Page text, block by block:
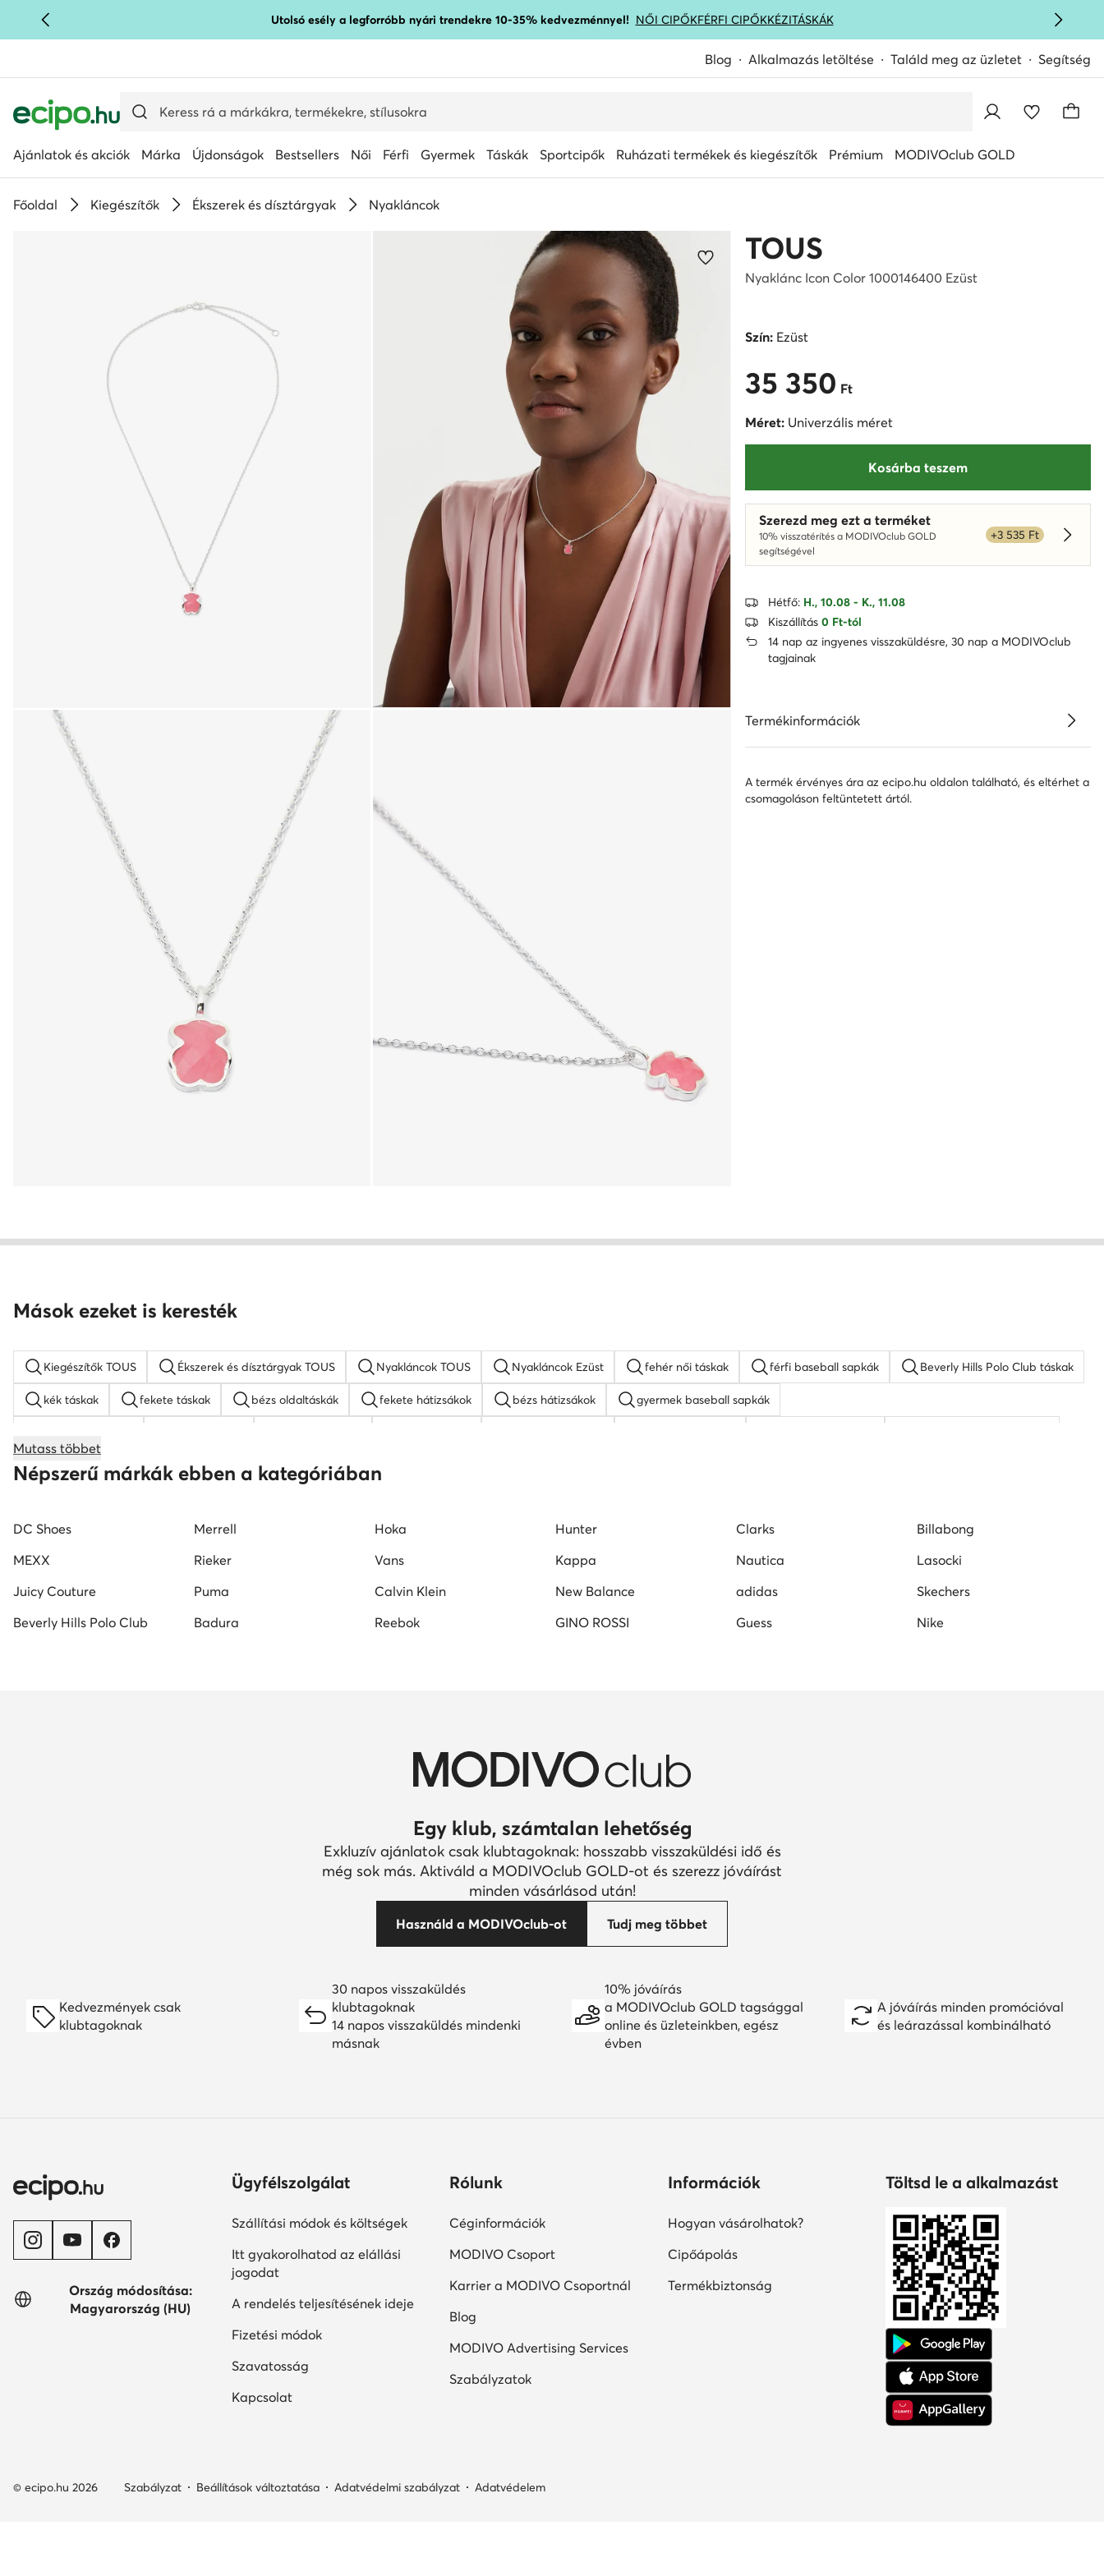
UGRÁS A FŐ TARTALOMRA Utolsó esély a legforróbb nyári trendekre 10-35% kedvezménnyel! NŐI CIPŐKFÉRFI CIPŐKKÉZITÁSKÁK
Blog Alkalmazás letöltése Találd meg az üzletet Segítség
Ajánlatok és akciók Márka Újdonságok Bestsellers Női Férfi Gyermek Táskák Sportcipők Ruházati termékek és kiegészítők Prémium MODIVOclub GOLD
Főoldal Kiegészítők Ékszerek és dísztárgyak Nyakláncok
TOUS
Nyaklánc Icon Color 1000146400 Ezüst
Szín:Ezüst
35 350 Ft
35 350 Ft
Méret: Univerzális méret
Kosárba teszem
Szerezd meg ezt a terméket
10% visszatérítés a MODIVOclub GOLD
segítségével
+3 535 Ft
Hétfő: H., 10.08 - K., 11.08
Kiszállítás 0 Ft-tól
14 nap az ingyenes visszaküldésre, 30 nap a MODIVOclub
tagjainak
Termékinformációk
A termék érvényes ára az ecipo.hu oldalon található, és eltérhet a
csomagoláson feltüntetett ártól.
Mások ezeket is keresték
Kiegészítők TOUS Ékszerek és dísztárgyak TOUS Nyakláncok TOUS Nyakláncok Ezüst fehér női táskak férfi baseball sapkák Beverly Hills Polo Club táskak
kék táskak fekete táskak bézs oldaltáskák fekete hátizsákok bézs hátizsákok gyermek baseball sapkák
bőr táskak Nine West táskak fekete oldaltáskák
Mutass többet
Népszerű márkák ebben a kategóriában
DC Shoes Merrell Hoka Hunter Clarks
Billabong
MEXX
Rieker Vans Kappa Nautica
Lasocki
Juicy Couture
Puma Calvin Klein New Balance adidas
Skechers
Beverly Hills Polo Club
Badura Reebok GINO ROSSI Guess Nike
Egy klub, számtalan lehetőség
Exkluzív ajánlatok csak klubtagoknak: hosszabb visszaküldési idő és
még sok más. Aktiváld a MODIVOclub GOLD-ot és szerezz jóváírást
minden vásárlásod után!
Használd a MODIVOclub-ot Tudj meg többet
Kedvezmények csak
klubtagoknak
30 napos visszaküldés
klubtagoknak
14 napos visszaküldés mindenki
másnak
10% jóváírás
a MODIVOclub GOLD tagsággal
online és üzleteinkben, egész
évben
A jóváírás minden promócióval
és leárazással kombinálható
Ország módosítása:
Magyarország (HU)
Ügyfélszolgálat
Szállítási módok és költségek
Itt gyakorolhatod az elállási
jogodat
A rendelés teljesítésének ideje
Fizetési módok
Szavatosság
Kapcsolat
Rólunk
Céginformációk
MODIVO Csoport
Karrier a MODIVO Csoportnál
Blog
MODIVO Advertising Services
Szabályzatok
Információk
Hogyan vásárolhatok?
Cipőápolás
Termékbiztonság
Töltsd le a alkalmazást
© ecipo.hu 2026 Szabályzat Beállítások változtatása Adatvédelmi szabályzat Adatvédelem